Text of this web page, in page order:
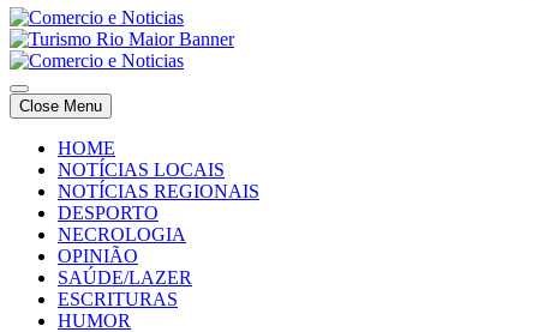
Comercio e Noticias
Notícias e Publicidade Online
Comercio e Noticias
Notícias e Publicidade Online
Close Menu
HOME
NOTÍCIAS LOCAIS
NOTÍCIAS REGIONAIS
DESPORTO
NECROLOGIA
OPINIÃO
SAÚDE/LAZER
ESCRITURAS
HUMOR